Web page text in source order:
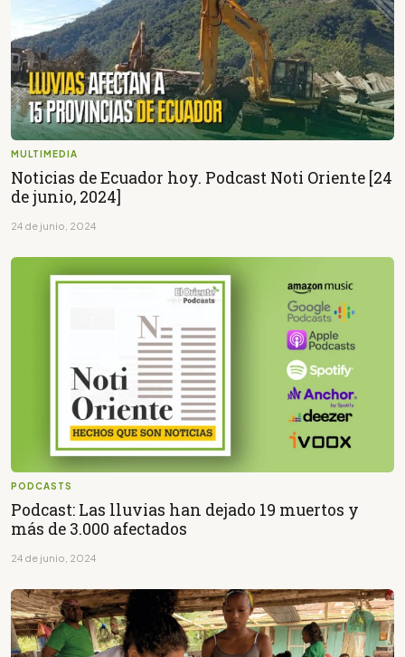
MULTIMEDIA
Noticias de Ecuador hoy. Podcast Noti Oriente [24
de junio, 2024]
24 de junio, 2024
PODCASTS
Podcast: Las lluvias han dejado 19 muertos y
más de 3.000 afectados
24 de junio, 2024